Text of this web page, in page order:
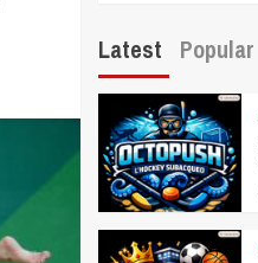
Latest Popular